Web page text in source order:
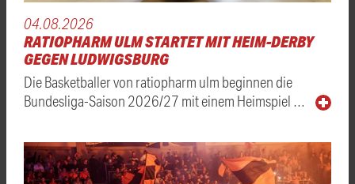
04.08.2026
RATIOPHARM ULM STARTET MIT HEIM-DERBY
GEGEN LUDWIGSBURG
Die Basketballer von ratiopharm ulm beginnen die
Bundesliga-Saison 2026/27 mit einem Heimspiel …